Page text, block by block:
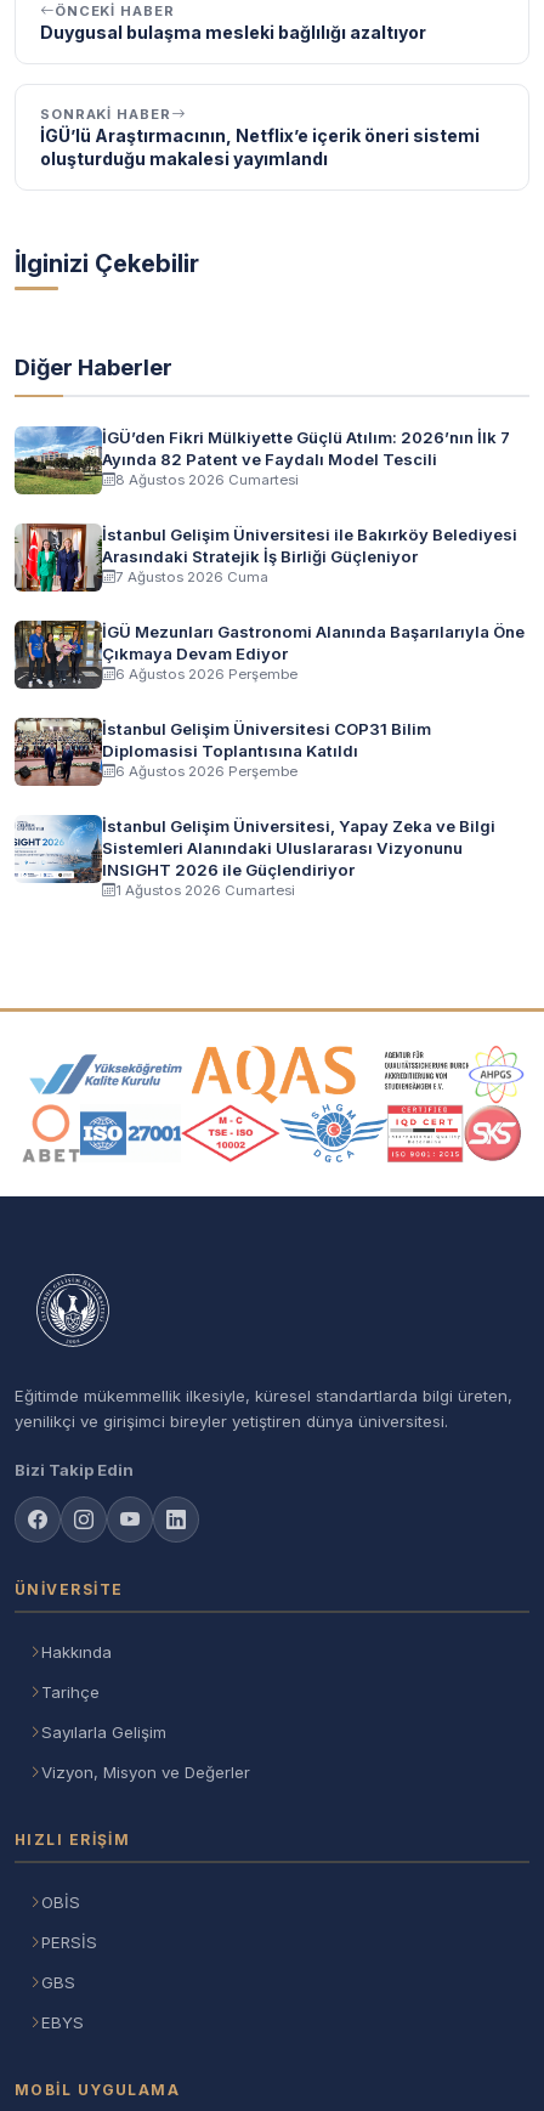
ÖNCEKI HABER
Duygusal bulaşma mesleki bağlılığı azaltıyor
SONRAKI HABER
İGÜ’lü Araştırmacının, Netflix’e içerik öneri sistemi
oluşturduğu makalesi yayımlandı
İlginizi Çekebilir
Diğer Haberler
İGÜ’den Fikri Mülkiyette Güçlü Atılım: 2026’nın İlk 7
Ayında 82 Patent ve Faydalı Model Tescili
8 Ağustos 2026 Cumartesi
İstanbul Gelişim Üniversitesi ile Bakırköy Belediyesi
Arasındaki Stratejik İş Birliği Güçleniyor
7 Ağustos 2026 Cuma
İGÜ Mezunları Gastronomi Alanında Başarılarıyla Öne
Çıkmaya Devam Ediyor
6 Ağustos 2026 Perşembe
İstanbul Gelişim Üniversitesi COP31 Bilim
Diplomasisi Toplantısına Katıldı
6 Ağustos 2026 Perşembe
İstanbul Gelişim Üniversitesi, Yapay Zeka ve Bilgi
Sistemleri Alanındaki Uluslararası Vizyonunu
INSIGHT 2026 ile Güçlendiriyor
1 Ağustos 2026 Cumartesi
Akreditasyon ve Üyelik Logoları
Eğitimde mükemmellik ilkesiyle, küresel standartlarda bilgi üreten,
yenilikçi ve girişimci bireyler yetiştiren dünya üniversitesi.
Bizi Takip Edin
ÜNIVERSITE
Hakkında
Tarihçe
Sayılarla Gelişim
Vizyon, Misyon ve Değerler
HIZLI ERIŞIM
OBİS
PERSİS
GBS
EBYS
MOBIL UYGULAMA